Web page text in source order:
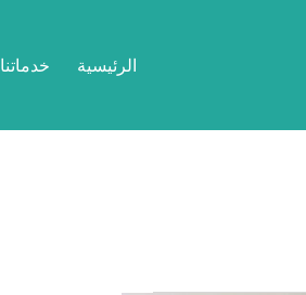
الرئيسية خدماتنا